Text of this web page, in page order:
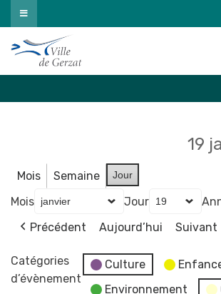
Passer
au
contenu
19
Mois Semaine Jour
Mois Jour
Précédent
Aujourd’hui Suivant
Catégories
d’évènement
Culture
Environnement